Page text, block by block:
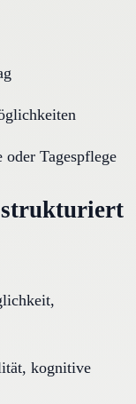
Tagespflege
strukturiert
kognitive